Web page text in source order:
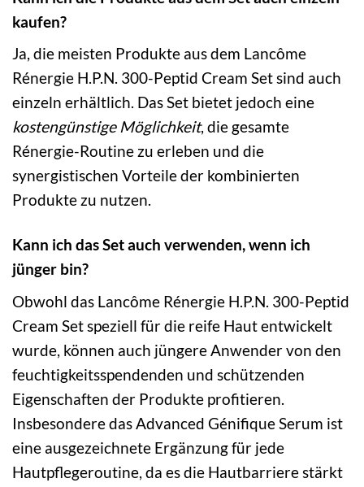
kaufen?
Ja, die meisten Produkte aus dem Lancôme
Rénergie H.P.N. 300-Peptid Cream Set sind auch
einzeln erhältlich. Das Set bietet jedoch eine
kostengünstige Möglichkeit, die gesamte
Rénergie-Routine zu erleben und die
synergistischen Vorteile der kombinierten
Produkte zu nutzen.
Kann ich das Set auch verwenden, wenn ich
jünger bin?
Obwohl das Lancôme Rénergie H.P.N. 300-Peptid
Cream Set speziell für die reife Haut entwickelt
wurde, können auch jüngere Anwender von den
feuchtigkeitsspendenden und schützenden
Eigenschaften der Produkte profitieren.
Insbesondere das Advanced Génifique Serum ist
eine ausgezeichnete Ergänzung für jede
Hautpflegeroutine, da es die Hautbarriere stärkt